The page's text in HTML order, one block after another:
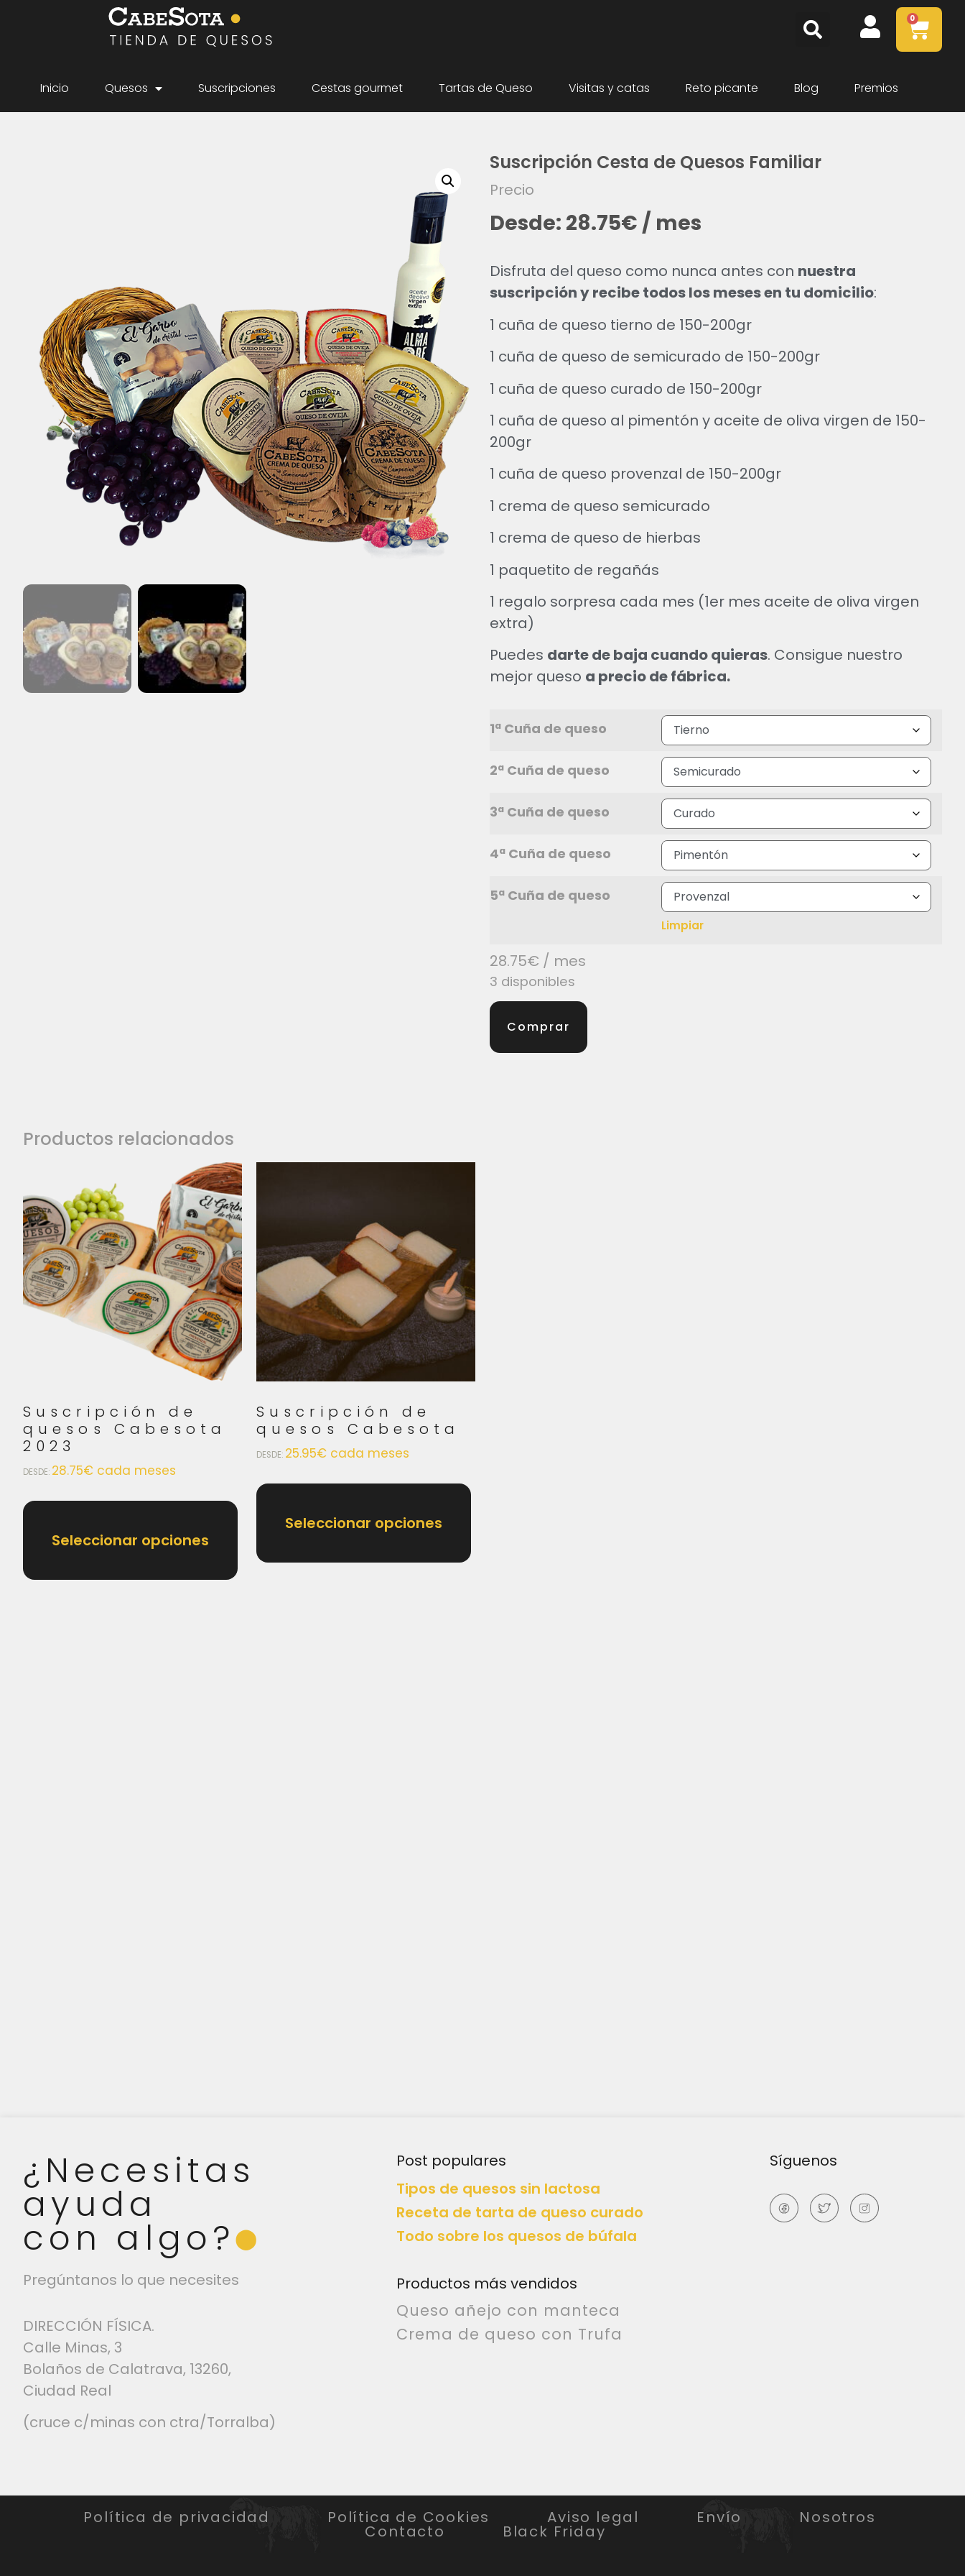
0
Inicio Quesos Suscripciones Cestas gourmet Tartas de Queso Visitas y catas Reto picante Blog Premios
Suscripción Cesta de Quesos Familiar
Precio
Desde: 28.75€ / mes
Disfruta del queso como nunca antes con nuestra
suscripción y recibe todos los meses en tu domicilio:
1 cuña de queso tierno de 150-200gr
1 cuña de queso de semicurado de 150-200gr
1 cuña de queso curado de 150-200gr
1 cuña de queso al pimentón y aceite de oliva virgen de 150-
200gr
1 cuña de queso provenzal de 150-200gr
1 crema de queso semicurado
1 crema de queso de hierbas
1 paquetito de regañás
1 regalo sorpresa cada mes (1er mes aceite de oliva virgen
extra)
Puedes darte de baja cuando quieras. Consigue nuestro
mejor queso a precio de fábrica.
1ª Cuña de queso
2ª Cuña de queso
3ª Cuña de queso
4ª Cuña de queso
5ª Cuña de queso
Limpiar
28.75€ / mes
3 disponibles
Comprar
Productos relacionados
Suscripción de
quesos Cabesota
2023
DESDE: 28.75€ cada meses
Seleccionar opciones
Suscripción de
quesos Cabesota
DESDE: 25.95€ cada meses
Seleccionar opciones
¿Necesitas
ayuda
con algo? ⬤
Pregúntanos lo que necesites
DIRECCIÓN FÍSICA.
Calle Minas, 3
Bolaños de Calatrava, 13260,
Ciudad Real
(cruce c/minas con ctra/Torralba)
Post populares
Tipos de quesos sin lactosa
Receta de tarta de queso curado
Todo sobre los quesos de búfala
Productos más vendidos
Queso añejo con manteca
Crema de queso con Trufa
Síguenos
Política de privacidad Política de Cookies Aviso legal Envío Nosotros
Contacto Black Friday